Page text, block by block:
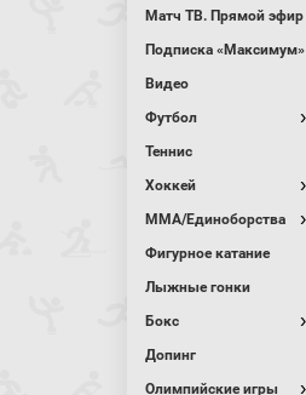
Матч ТВ. Прямой эфир
Подписка «Максимум»
Видео
Футбол
Теннис
Хоккей
MMA/Единоборства
Фигурное катание
Лыжные гонки
Бокс
Допинг
Олимпийские игры